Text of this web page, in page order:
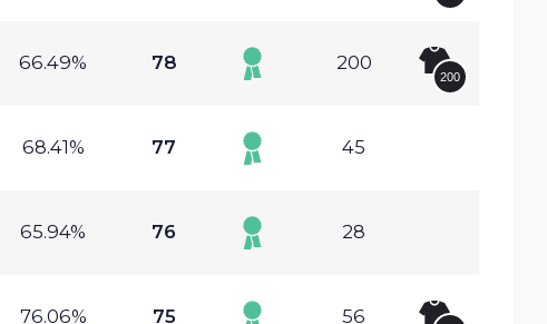
66.49% 78 200
200
68.41% 77 45
65.94% 76 28
76.06% 75 56